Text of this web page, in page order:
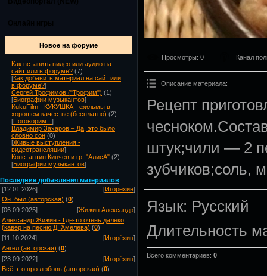
Новое на форуме
Как вставить видео или аудио на
сайт или в форуме? (7)
[Как добавить материал на сайт или
в форуме?]
Сергей Трофимов ("Трофим") (1)
[Биографии музыкантов]
KukuFilm - КУКУШКА - фильмы в
хорошем качестве (бесплатно) (2)
[Поговорим... ]
Владимир Захаров – Да, это было
словно сон (0)
[Живые выступления -
видеотрансляции]
Константин Кинчев и гр. "АлисА" (2)
[Биографии музыкантов]
Последние добавления материалов
[12.01.2026]
[Игорёхин]
Он_был (авторская) (0)
[06.09.2025]
[Жижин Александр]
Александр Жижин - Где-то очень далеко
(кавер на песню Д. Хмелёва) (0)
[11.10.2024]
[Игорёхин]
Ангел (авторская) (0)
[23.09.2022]
[Игорёхин]
Всё это про любовь (авторская) (0)
Просмотры: 0 Канал
Описание материала:
Рецепт
штук;чили — 2
зубчиков;соль,
Язык: Русский
Длительность
Всего комментариев: 0